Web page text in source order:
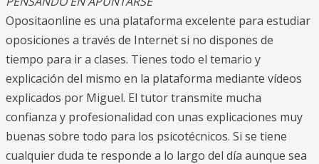
Opositaonline es una plataforma excelente para estudiar
oposiciones a través de Internet si no dispones de
tiempo para ir a clases. Tienes todo el temario y
explicación del mismo en la plataforma mediante vídeos
explicados por Miguel. El tutor transmite mucha
confianza y profesionalidad con unas explicaciones muy
buenas sobre todo para los psicotécnicos. Si se tiene
cualquier duda te responde a lo largo del día aunque sea